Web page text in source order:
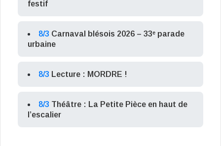
festif
8/3 Carnaval blésois 2026 – 33ᵉ parade
urbaine
8/3 Lecture : MORDRE !
8/3 Théâtre : La Petite Pièce en haut de
l’escalier